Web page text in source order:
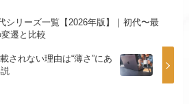
シリーズ一覧【2026年版】｜初代〜最
遷と比較
されない理由は“薄さ”にあ